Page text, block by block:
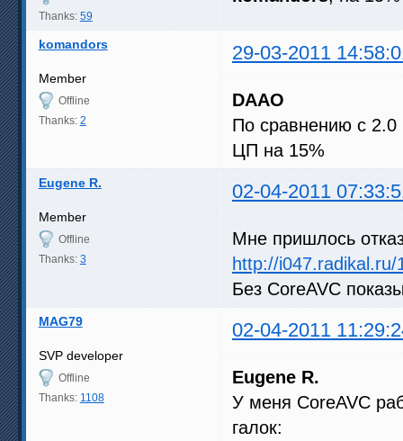
Thanks: 59
komandors 29-03-2011
Member
Offline
Thanks: 2
DAAO
По сравнению с 2.0
ЦП на 15%
Eugene R. 02-04-2011
Member
Offline
Thanks: 3
Мне пришлось
http://
Без CoreAVC
MAG79 02-04-2011
SVP developer
Offline
Thanks: 1108
Eugene R.
У меня CoreAVC
галок: